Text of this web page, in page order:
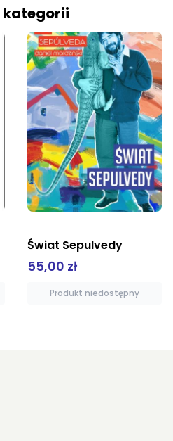
kategorii
Szczodrość syreny
39,00 zł
Dodaj do koszyka